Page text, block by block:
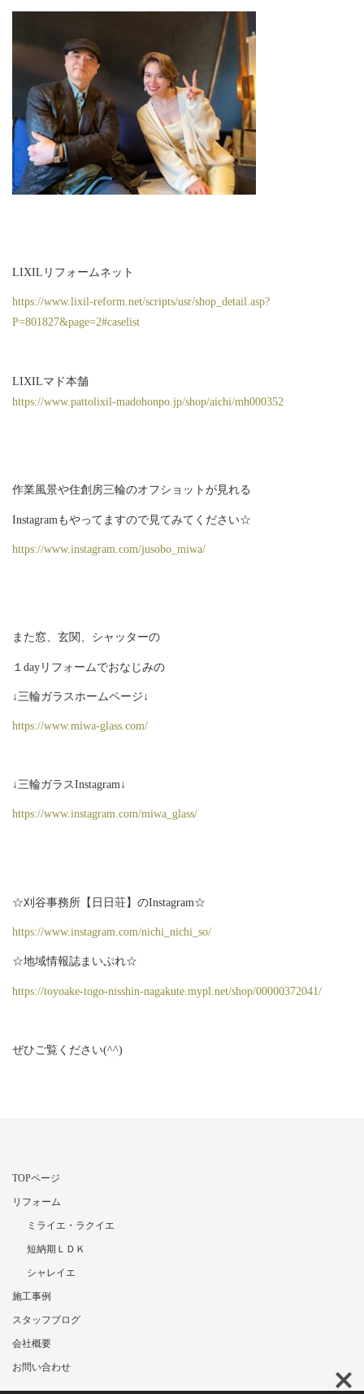
LIXILリフォームネット
https://www.lixil-reform.net/scripts/usr/shop_detail.asp?
P=801827&page=2#caselist
LIXILマド本舗
https://www.pattolixil-madohonpo.jp/shop/aichi/mh000352
作業風景や住創房三輪のオフショットが見れる
Instagramもやってますので見てみてください☆
https://www.instagram.com/jusobo_miwa/
また窓、玄関、シャッターの
１dayリフォームでおなじみの
↓三輪ガラスホームページ↓
https://www.miwa-glass.com/
↓三輪ガラスInstagram↓
https://www.instagram.com/miwa_glass/
☆刈谷事務所【日日荘】のInstagram☆
https://www.instagram.com/nichi_nichi_so/
☆地域情報誌まいぷれ☆
https://toyoake-togo-nisshin-nagakute.mypl.net/shop/00000372041/
ぜひご覧ください(^^)
TOPページ
リフォーム
ミライエ・ラクイエ
短納期ＬＤＫ
シャレイエ
施工事例
スタッフブログ
会社概要
お問い合わせ